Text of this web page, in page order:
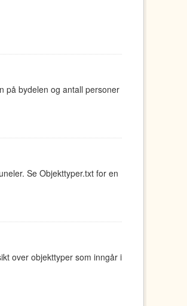
på bydelen og antall personer
Se Objekttyper.txt for en
over objekttyper som inngår i